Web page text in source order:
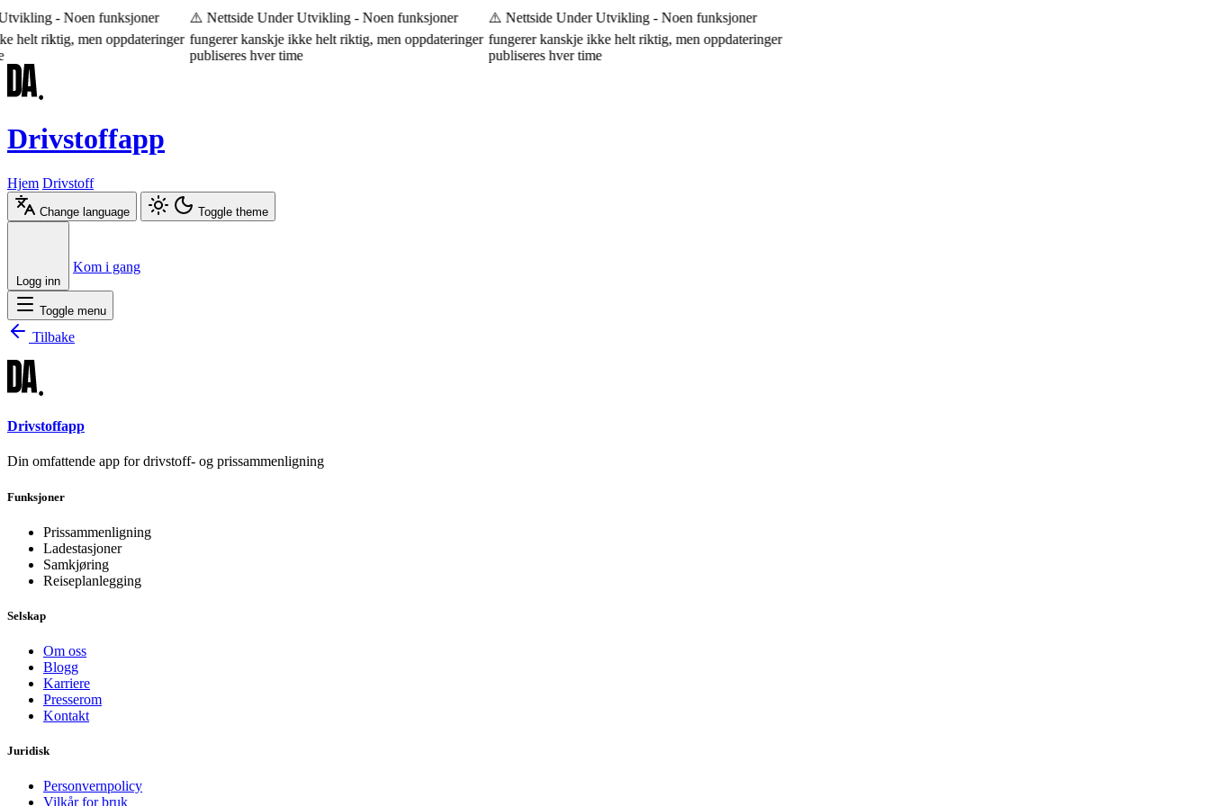
- Noen funksjoner
helt riktig, men oppdateringer
⚠️ Nettside Under Utvikling - Noen funksjoner
fungerer kanskje ikke helt riktig, men oppdateringer
publiseres hver time
⚠️ Nettside Under Utvikling - Noen funksjoner
fungerer kanskje ikke helt riktig, men oppdateringer
publiseres hver time
Drivstoffapp
Hjem Drivstoff
Change language Toggle theme
Logg inn
Kom i gang
Toggle menu
Tilbake
Drivstoffapp
Din omfattende app for drivstoff- og prissammenligning
Funksjoner
Prissammenligning
Ladestasjoner
Samkjøring
Reiseplanlegging
Selskap
Om oss
Blogg
Karriere
Presserom
Kontakt
Juridisk
Personvernpolicy
Vilkår for bruk